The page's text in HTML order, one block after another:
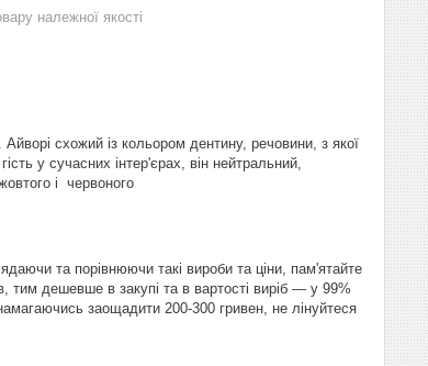
належної якості
схожий із кольором дентину, речовини, з якої
у сучасних інтер'єрах, він нейтральний,
і червоного
та порівнюючи такі вироби та ціни, пам'ятайте
тим дешевше в закупі та в вартості виріб — у 99%
заощадити 200-300 гривен, не лінуйтеся